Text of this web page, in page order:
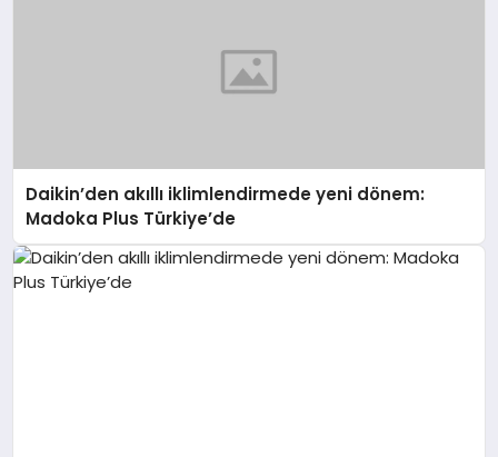
Daikin’den akıllı iklimlendirmede yeni dönem:
Madoka Plus Türkiye’de